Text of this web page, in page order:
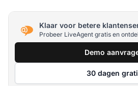
Klaar voor betere
Probeer LiveAgent gratis en
Demo
30 dagen